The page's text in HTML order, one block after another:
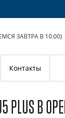
ЗАВТРА В 10:00)
Контакты
PLUS В